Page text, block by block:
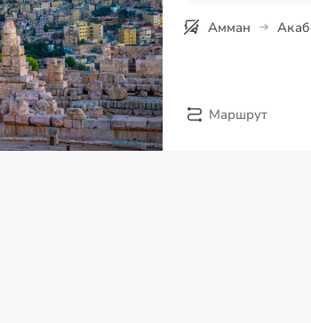
8 березня
Амман
Маршрут